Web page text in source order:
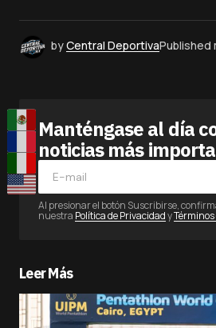
byCentral DeportivaPublished
Manténgase al día
noticias más
Al presionar el botón Suscribirse,
nuestra Política de PrivacidadyTérminos
Leer Más